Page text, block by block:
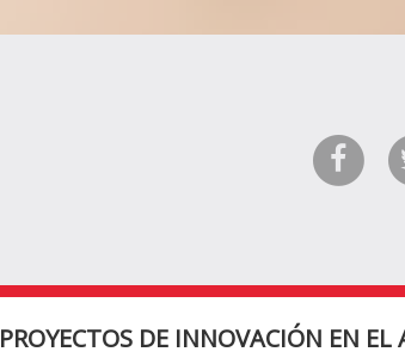
PROYECTOS DE INNOVACIÓN EN